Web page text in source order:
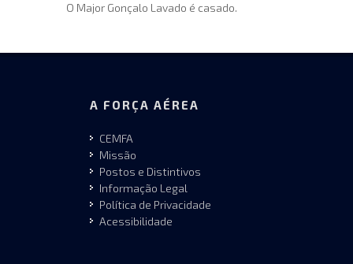
O Major Gonçalo Lavado é casado.
A FORÇA AÉREA
CEMFA
Missão
Postos e Distintivos
Informação Legal
Política de Privacidade
Acessibilidade